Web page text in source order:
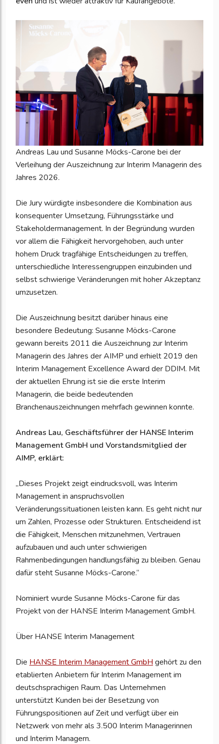
Andreas Lau und Susanne Möcks-Carone bei der
Verleihung der Auszeichnung zur Interim Managerin des
Jahres 2026.
Die Jury würdigte insbesondere die Kombination aus
konsequenter Umsetzung, Führungsstärke und
Stakeholdermanagement. In der Begründung wurden
vor allem die Fähigkeit hervorgehoben, auch unter
hohem Druck tragfähige Entscheidungen zu treffen,
unterschiedliche Interessengruppen einzubinden und
selbst schwierige Veränderungen mit hoher Akzeptanz
umzusetzen.
Die Auszeichnung besitzt darüber hinaus eine
besondere Bedeutung: Susanne Möcks-Carone
gewann bereits 2011 die Auszeichnung zur Interim
Managerin des Jahres der AIMP und erhielt 2019 den
Interim Management Excellence Award der DDIM. Mit
der aktuellen Ehrung ist sie die erste Interim
Managerin, die beide bedeutenden
Branchenauszeichnungen mehrfach gewinnen konnte.
Andreas Lau, Geschäftsführer der HANSE Interim
Management GmbH und Vorstandsmitglied der
AIMP, erklärt:
„Dieses Projekt zeigt eindrucksvoll, was Interim
Management in anspruchsvollen
Veränderungssituationen leisten kann. Es geht nicht nur
um Zahlen, Prozesse oder Strukturen. Entscheidend ist
die Fähigkeit, Menschen mitzunehmen, Vertrauen
aufzubauen und auch unter schwierigen
Rahmenbedingungen handlungsfähig zu bleiben. Genau
dafür steht Susanne Möcks-Carone.“
Nominiert wurde Susanne Möcks-Carone für das
Projekt von der HANSE Interim Management GmbH.
Über HANSE Interim Management
Die HANSE Interim Management GmbHgehört zu den
etablierten Anbietern für Interim Management im
deutschsprachigen Raum. Das Unternehmen
unterstützt Kunden bei der Besetzung von
Führungspositionen auf Zeit und verfügt über ein
Netzwerk von mehr als 3.500 Interim Managerinnen
und Interim Managern.